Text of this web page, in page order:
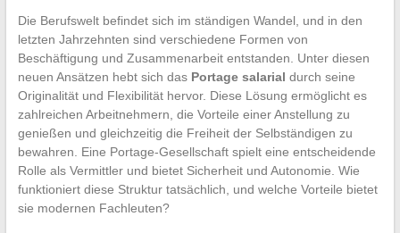
Die Berufswelt befindet sich im ständigen Wandel, und in den
letzten Jahrzehnten sind verschiedene Formen von
Beschäftigung und Zusammenarbeit entstanden. Unter diesen
neuen Ansätzen hebt sich das Portage salarial durch seine
Originalität und Flexibilität hervor. Diese Lösung ermöglicht es
zahlreichen Arbeitnehmern, die Vorteile einer Anstellung zu
genießen und gleichzeitig die Freiheit der Selbständigen zu
bewahren. Eine Portage-Gesellschaft spielt eine entscheidende
Rolle als Vermittler und bietet Sicherheit und Autonomie. Wie
funktioniert diese Struktur tatsächlich, und welche Vorteile bietet
sie modernen Fachleuten?